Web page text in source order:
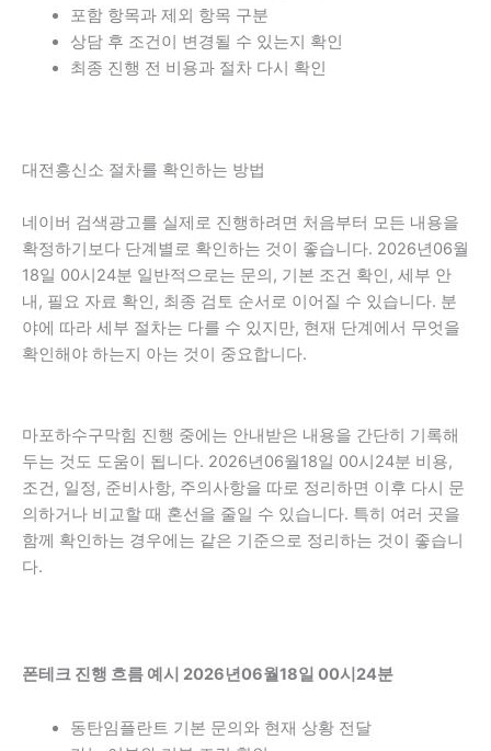
포함 항목과 제외 항목 구분
상담 후 조건이 변경될 수 있는지 확인
최종 진행 전 비용과 절차 다시 확인
대전흥신소 절차를 확인하는 방법
네이버 검색광고를 실제로 진행하려면 처음부터 모든 내용을
확정하기보다 단계별로 확인하는 것이 좋습니다. 2026년06월
18일 00시24분 일반적으로는 문의, 기본 조건 확인, 세부 안
내, 필요 자료 확인, 최종 검토 순서로 이어질 수 있습니다. 분
야에 따라 세부 절차는 다를 수 있지만, 현재 단계에서 무엇을
확인해야 하는지 아는 것이 중요합니다.
마포하수구막힘 진행 중에는 안내받은 내용을 간단히 기록해
두는 것도 도움이 됩니다. 2026년06월18일 00시24분 비용,
조건, 일정, 준비사항, 주의사항을 따로 정리하면 이후 다시 문
의하거나 비교할 때 혼선을 줄일 수 있습니다. 특히 여러 곳을
함께 확인하는 경우에는 같은 기준으로 정리하는 것이 좋습니
다.
폰테크 진행 흐름 예시 2026년06월18일 00시24분
동탄임플란트 기본 문의와 현재 상황 전달